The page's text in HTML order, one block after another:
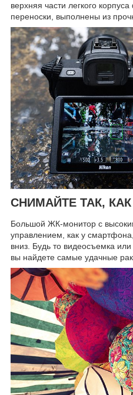
верхняя части легкого
переноски, выполнены из
СНИМАЙТЕ ТАК,
Большой ЖК-монитор с
управлением, как у
вниз. Будь то видеосъемка
вы найдете самые удачные